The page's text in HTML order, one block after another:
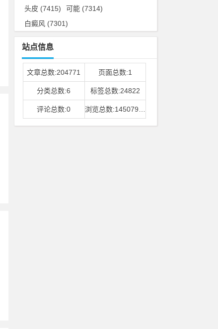
头皮 (7415) 可能 (7314)
白癜风 (7301)
站点信息
文章总数:204771 页面总数:1
分类总数:6 标签总数:24822
评论总数:0